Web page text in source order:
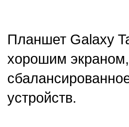
Планшет Galaxy
хорошим
устройств.